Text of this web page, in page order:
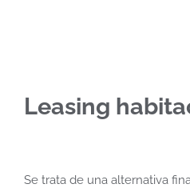
Leasing
Se trata de una alternativa